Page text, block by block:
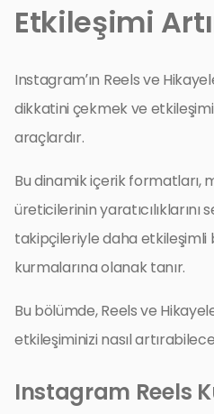
Etkileşimi
Instagram’ın Reels ve
dikkatini çekmek ve
araçlardır.
Bu dinamik içerik formatları,
üreticilerinin
takipçileriyle daha etkileşimli
kurmalarına olanak tanır.
Bu bölümde, Reels ve
etkileşiminizi nasıl
Instagram Reels